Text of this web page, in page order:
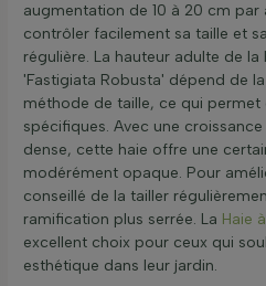
augmentation de 10 à 20 cm par
contrôler facilement sa taille et
régulière. La hauteur adulte de la
'Fastigiata Robusta' dépend de
méthode de taille, ce qui
spécifiques. Avec une
dense, cette haie offre une
modérément opaque. Pour
conseillé de la tailler
ramification plus serrée. La Haie
excellent choix pour ceux qui
esthétique dans leur jardin.